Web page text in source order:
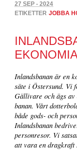
27 SEP - 2024
ETIKETTER JOBBA
Inlandsbanan är en
säte i Östersund. Vi
Gällivare och ägs av
banan. Vårt
både gods- och
Inlandsbanan
personresor. Vi
att vara en dragkraft